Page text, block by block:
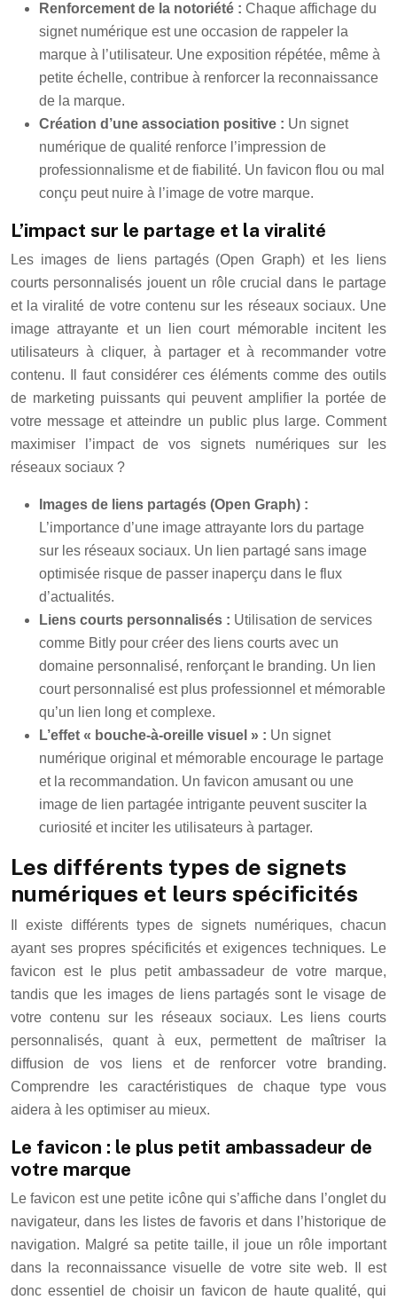
Renforcement de la notoriété : Chaque affichage du
signet numérique est une occasion de rappeler la
marque à l’utilisateur. Une exposition répétée, même à
petite échelle, contribue à renforcer la reconnaissance
de la marque.
Création d’une association positive : Un signet
numérique de qualité renforce l’impression de
professionnalisme et de fiabilité. Un favicon flou ou mal
conçu peut nuire à l’image de votre marque.
L’impact sur le partage et la viralité
Les images de liens partagés (Open Graph) et les liens
courts personnalisés jouent un rôle crucial dans le partage
et la viralité de votre contenu sur les réseaux sociaux. Une
image attrayante et un lien court mémorable incitent les
utilisateurs à cliquer, à partager et à recommander votre
contenu. Il faut considérer ces éléments comme des outils
de marketing puissants qui peuvent amplifier la portée de
votre message et atteindre un public plus large. Comment
maximiser l’impact de vos signets numériques sur les
réseaux sociaux ?
Images de liens partagés (Open Graph) :
L’importance d’une image attrayante lors du partage
sur les réseaux sociaux. Un lien partagé sans image
optimisée risque de passer inaperçu dans le flux
d’actualités.
Liens courts personnalisés : Utilisation de services
comme Bitly pour créer des liens courts avec un
domaine personnalisé, renforçant le branding. Un lien
court personnalisé est plus professionnel et mémorable
qu’un lien long et complexe.
L’effet « bouche-à-oreille visuel » : Un signet
numérique original et mémorable encourage le partage
et la recommandation. Un favicon amusant ou une
image de lien partagée intrigante peuvent susciter la
curiosité et inciter les utilisateurs à partager.
Les différents types de signets
numériques et leurs spécificités
Il existe différents types de signets numériques, chacun
ayant ses propres spécificités et exigences techniques. Le
favicon est le plus petit ambassadeur de votre marque,
tandis que les images de liens partagés sont le visage de
votre contenu sur les réseaux sociaux. Les liens courts
personnalisés, quant à eux, permettent de maîtriser la
diffusion de vos liens et de renforcer votre branding.
Comprendre les caractéristiques de chaque type vous
aidera à les optimiser au mieux.
Le favicon : le plus petit ambassadeur de
votre marque
Le favicon est une petite icône qui s’affiche dans l’onglet du
navigateur, dans les listes de favoris et dans l’historique de
navigation. Malgré sa petite taille, il joue un rôle important
dans la reconnaissance visuelle de votre site web. Il est
donc essentiel de choisir un favicon de haute qualité, qui